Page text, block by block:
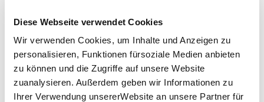
Diese Webseite verwendet Cookies
Wir verwenden Cookies, um Inhalte und Anzeigen zu
personalisieren, Funktionen fürsoziale Medien anbieten
zu können und die Zugriffe auf unsere Website
zuanalysieren. Außerdem geben wir Informationen zu
Ihrer Verwendung unsererWebsite an unsere Partner für
here without harming the environment.
Location & Contact
Glore
Eberhardstr. 10
70173 Stuttgart